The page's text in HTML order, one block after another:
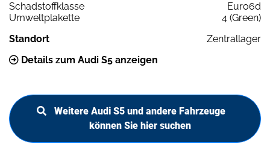
Schadstoffklasse
Euro6d
Umweltplakette
4 (Green)
Standort
Zentrallager
Details zum Audi S5 anzeigen
Weitere Audi S5 und andere Fahrzeuge
können Sie hier suchen